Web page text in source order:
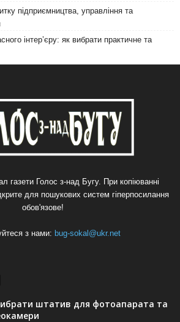
підприємництва, управління та
інтер’єру: як вибрати практичне та
газети Голос з-над Бугу. При копіюванні
для пошукових систем гіперпосилання
обов'язове!
з нами: bug-sokal@ukr.net
штатив для фотоапарата та